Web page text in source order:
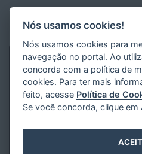
Nós usamos cookies!
Nós usamos cookies para
navegação no portal. Ao
concorda com a política de
cookies. Para ter mais
feito, acesse Política de
Se você concorda, clique em